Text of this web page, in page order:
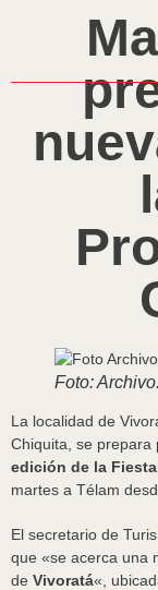
Foto: Archivo.
La localidad de
Chiquita, se prepara
edición de la
martes a Télam
El secretario de
que «se acerca una
de Vivoratá«,